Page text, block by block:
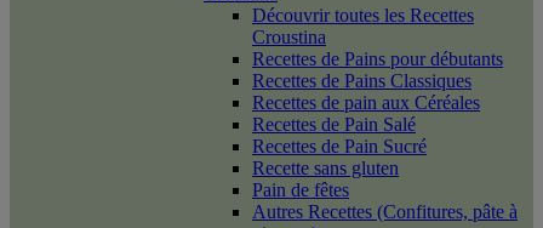
Découvrir toutes les Recettes
Croustina
Recettes de Pains pour débutants
Recettes de Pains Classiques
Recettes de pain aux Céréales
Recettes de Pain Salé
Recettes de Pain Sucré
Recette sans gluten
Pain de fêtes
Autres Recettes (Confitures, pâte à